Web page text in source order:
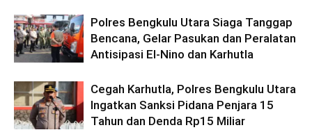
Polres Bengkulu Utara Siaga Tanggap
Bencana, Gelar Pasukan dan Peralatan
Antisipasi El-Nino dan Karhutla
Cegah Karhutla, Polres Bengkulu Utara
Ingatkan Sanksi Pidana Penjara 15
Tahun dan Denda Rp15 Miliar